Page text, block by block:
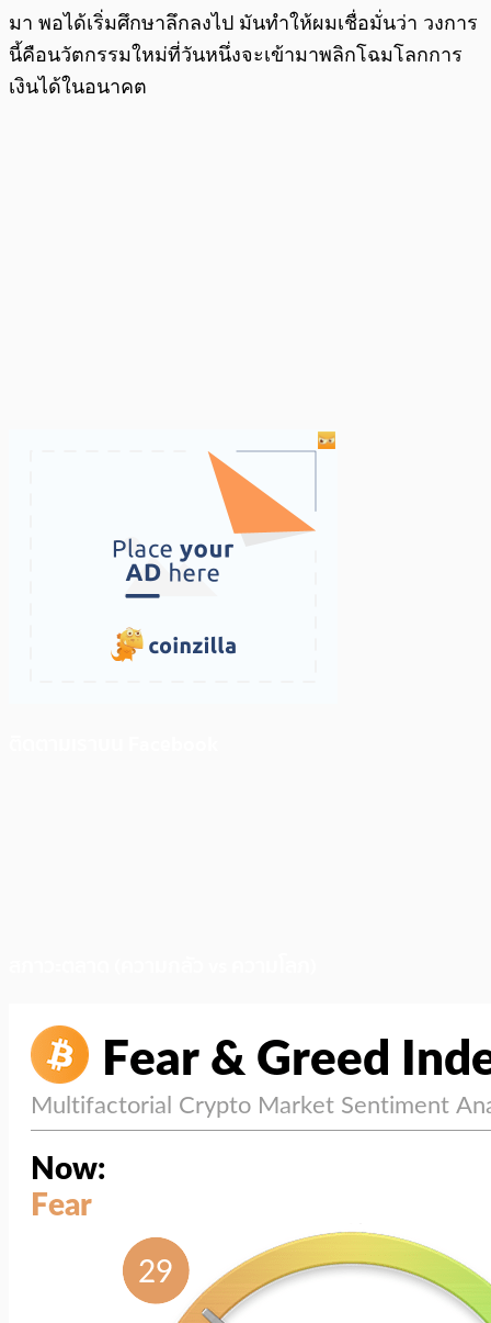
มา พอได้เริ่มศึกษาลึกลงไป มันทำให้ผมเชื่อมั่นว่า วงการ
นี้คือนวัตกรรมใหม่ที่วันหนึ่งจะเข้ามาพลิกโฉมโลกการ
เงินได้ในอนาคต